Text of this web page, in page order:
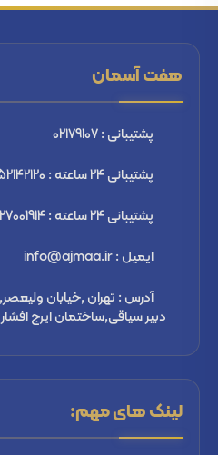
هفت آسمان
پشتیبانی : 02179107
پشتیبانی 24 ساعته : 09152142120
پشتیبانی 24 ساعته : 09127001914
ایمیل : info@ajmaa.ir
آدرس : تهران ,خیابان
دبیر سیاقی,ساختمان ایرج
لینک های مهم: